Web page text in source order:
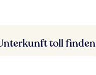
toll finden